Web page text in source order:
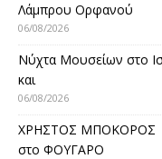
Λάμπρου Ορφανού
06/08/2026
Νύχτα Μουσείων στο
και
06/08/2026
ΧΡΗΣΤΟΣ ΜΠΟΚΟΡΟΣ |
στο ΦΟΥΓΑΡΟ